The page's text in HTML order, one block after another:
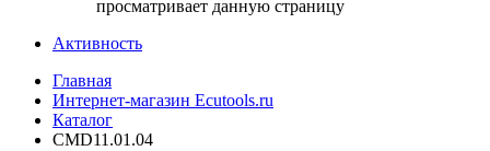
просматривает данную страницу
Активность
Главная
Интернет-магазин Ecutools.ru
Каталог
CMD11.01.04